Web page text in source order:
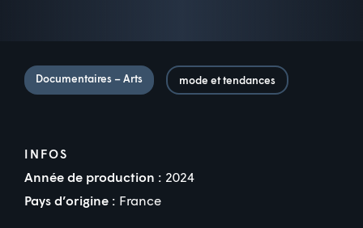
Documentaires – Arts mode et tendances
INFOS
Année de production : 2024
Pays d’origine : France